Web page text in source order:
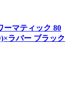
ーマティック 80
ラバー ブラック